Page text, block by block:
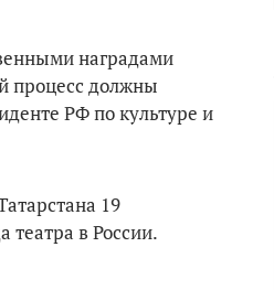
наградами
процесс должны
РФ по культуре и
19
в России.